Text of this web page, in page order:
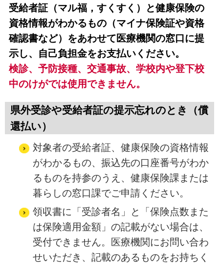
受給者証（マル福，すくすく）と健康保険の
資格情報がわかるもの（マイナ保険証や資格
確認書など）をあわせて医療機関の窓口に提
示し、自己負担金をお支払いください。
検診、予防接種、交通事故、学校内や登下校
中のけがでは使用できません。
県外受診や受給者証の提示忘れのとき（償
還払い）
対象者の受給者証、健康保険の資格情報
がわかるもの、振込先の口座番号がわか
るものを持参のうえ、健康保険課または
暮らしの窓口課でご申請ください。
領収書に「受診者名」と「保険点数また
は保険適用金額」の記載がない場合は、
受付できません。医療機関にお問い合わ
せいただき、記載のあるものをお持ちく